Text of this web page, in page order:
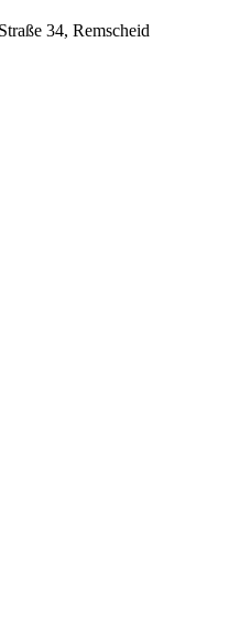
34, Remscheid